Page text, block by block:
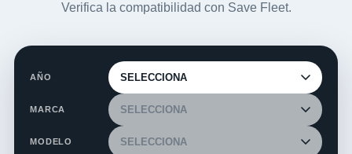
Verifica la compatibilidad con Save Fleet.
AÑO
MARCA
MODELO